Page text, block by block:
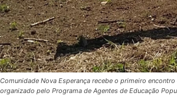
Comunidade Nova Esperança recebe o primeiro encontro
organizado pelo Programa de Agentes de Educação